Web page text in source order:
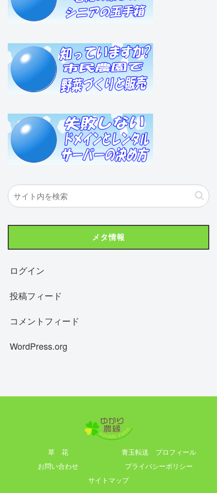
メタ情報
ログイン
投稿フィード
コメントフィード
WordPress.org
草 花
青玉転送 プロフィール
お問い合わせ
プライバシーポリシー
サイトマップ